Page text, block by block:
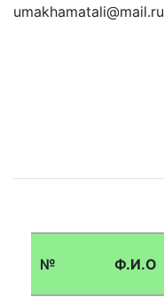
umakhamatali@mail.ru
№ Ф.И.О
Академии